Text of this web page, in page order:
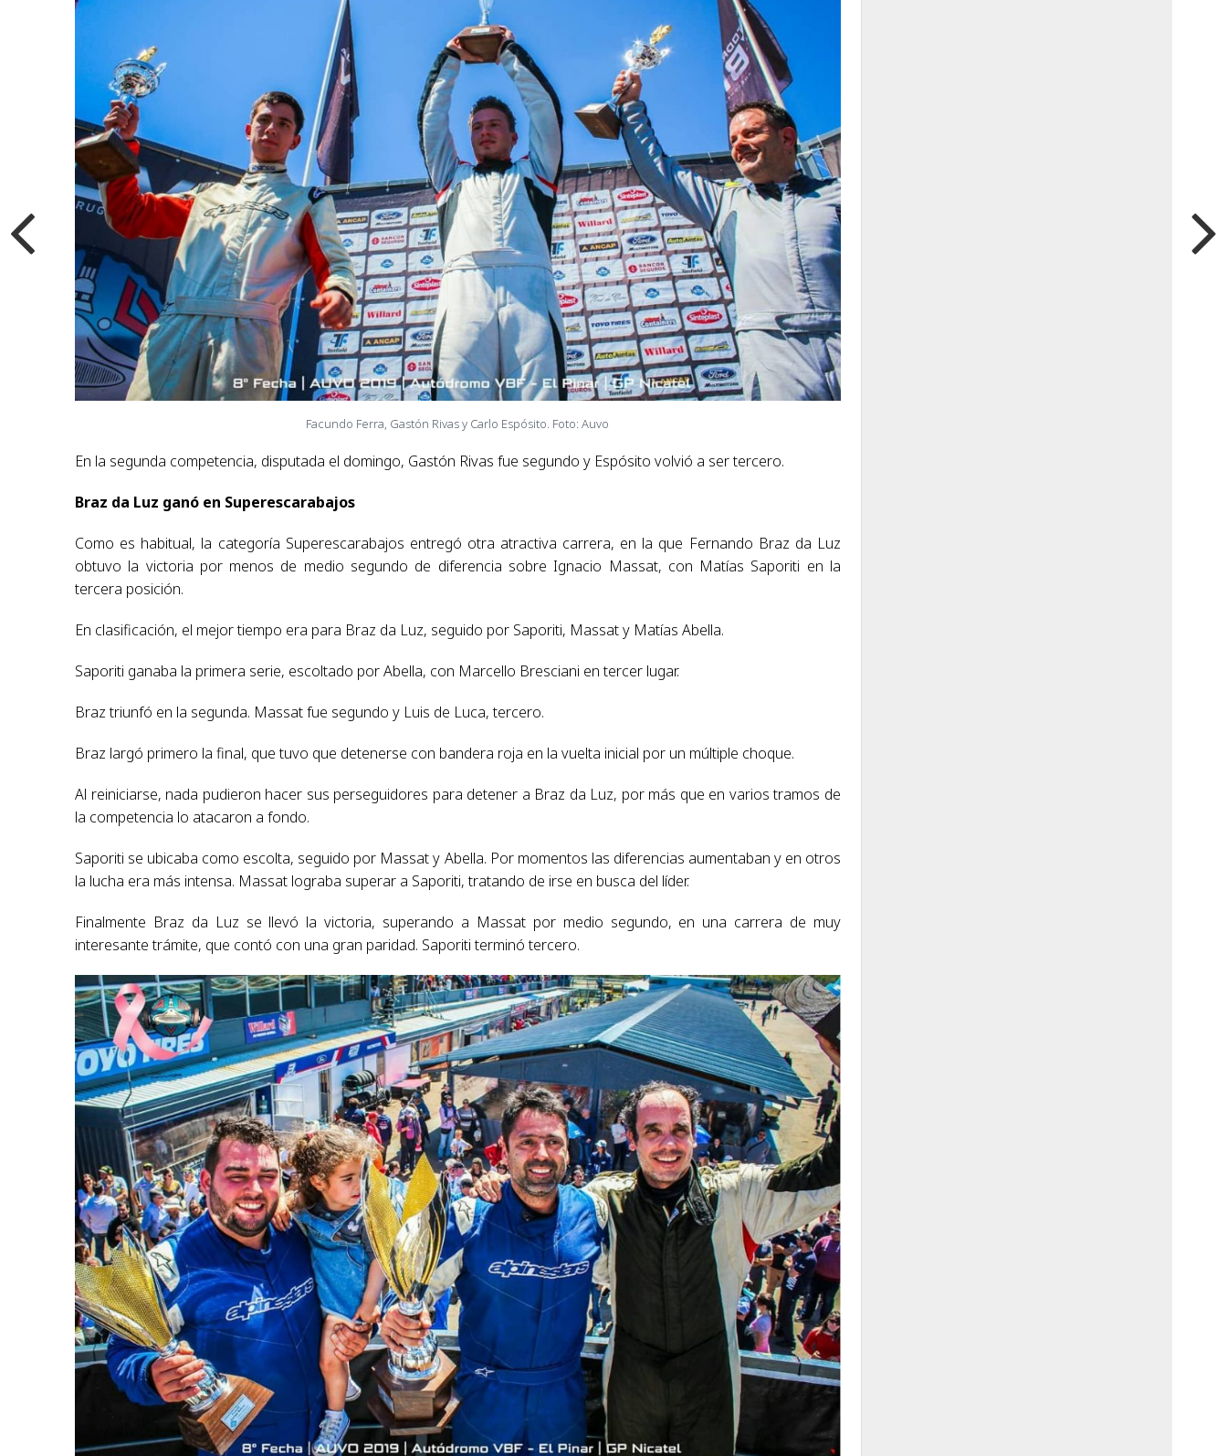
Facundo Ferra, Gastón Rivas y Carlo Espósito. Foto: Auvo
En la segunda competencia, disputada el domingo, Gastón Rivas fue segundo y Espósito volvió a ser tercero.
Braz da Luz ganó en Superescarabajos
Como es habitual, la categoría Superescarabajos entregó otra atractiva carrera, en la que Fernando Braz da Luz
obtuvo la victoria por menos de medio segundo de diferencia sobre Ignacio Massat, con Matías Saporiti en la
tercera posición.
En clasificación, el mejor tiempo era para Braz da Luz, seguido por Saporiti, Massat y Matías Abella.
Saporiti ganaba la primera serie, escoltado por Abella, con Marcello Bresciani en tercer lugar.
Braz triunfó en la segunda. Massat fue segundo y Luis de Luca, tercero.
Braz largó primero la final, que tuvo que detenerse con bandera roja en la vuelta inicial por un múltiple choque.
Al reiniciarse, nada pudieron hacer sus perseguidores para detener a Braz da Luz, por más que en varios tramos de
la competencia lo atacaron a fondo.
Saporiti se ubicaba como escolta, seguido por Massat y Abella. Por momentos las diferencias aumentaban y en otros
la lucha era más intensa. Massat lograba superar a Saporiti, tratando de irse en busca del líder.
Finalmente Braz da Luz se llevó la victoria, superando a Massat por medio segundo, en una carrera de muy
interesante trámite, que contó con una gran paridad. Saporiti terminó tercero.